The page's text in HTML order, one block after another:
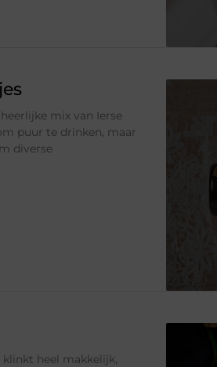
mix van Ierse
puur te drinken, maar
diverse
heel makkelijk,